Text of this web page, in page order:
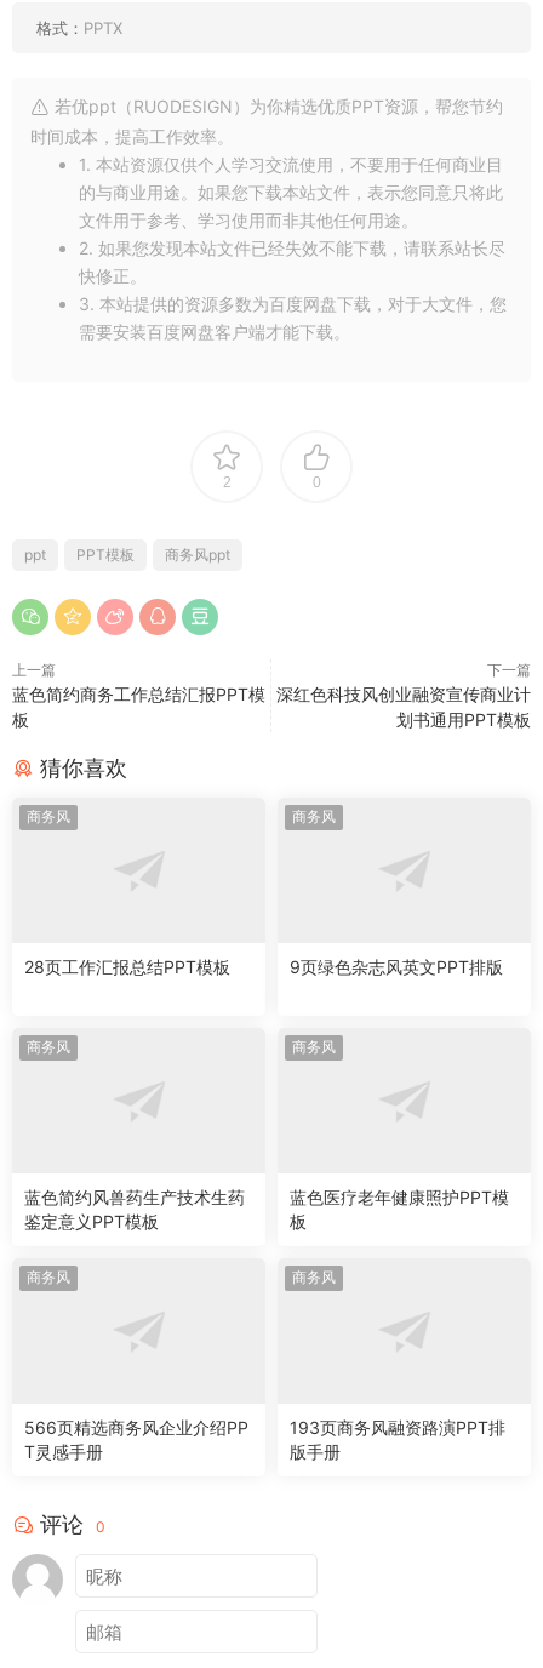
格式： PPTX
若优ppt（RUODESIGN）为你精选优质PPT资源，帮您节约
时间成本，提高工作效率。
1. 本站资源仅供个人学习交流使用，不要用于任何商业目
的与商业用途。如果您下载本站文件，表示您同意只将此
文件用于参考、学习使用而非其他任何用途。
2. 如果您发现本站文件已经失效不能下载，请联系站长尽
快修正。
3. 本站提供的资源多数为百度网盘下载，对于大文件，您
需要安装百度网盘客户端才能下载。
2 0
ppt PPT模板 商务风ppt
上一篇
蓝色简约商务工作总结汇报PPT模
板
下一篇
深红色科技风创业融资宣传商业计
划书通用PPT模板
猜你喜欢
商务风
28页工作汇报总结PPT模板
商务风
9页绿色杂志风英文PPT排版
商务风
蓝色简约风兽药生产技术生药
鉴定意义PPT模板
商务风
蓝色医疗老年健康照护PPT模
板
商务风
566页精选商务风企业介绍PP
T灵感手册
商务风
193页商务风融资路演PPT排
版手册
评论 0